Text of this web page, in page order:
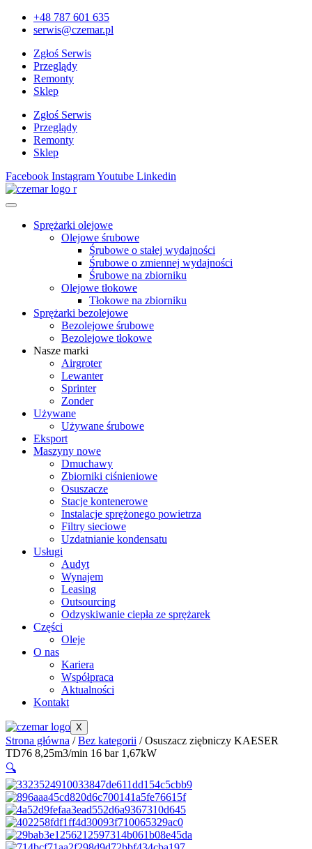
+48 787 601 635
serwis@czemar.pl
Zgłoś Serwis
Przeglądy
Remonty
Sklep
Zgłoś Serwis
Przeglądy
Remonty
Sklep
Facebook InstagramYoutube Linkedin
Sprężarki olejowe
Olejowe śrubowe
Śrubowe o stałej wydajności
Śrubowe o zmiennej wydajności
Śrubowe na zbiorniku
Olejowe tłokowe
Tłokowe na zbiorniku
Sprężarki bezolejowe
Bezolejowe śrubowe
Bezolejowe tłokowe
Nasze marki
Airgroter
Lewanter
Sprinter
Zonder
Używane
Używane śrubowe
Eksport
Maszyny nowe
Dmuchawy
Zbiorniki ciśnieniowe
Osuszacze
Stacje kontenerowe
Instalacje sprężonego powietrza
Filtry sieciowe
Uzdatnianie kondensatu
Usługi
Audyt
Wynajem
Leasing
Outsourcing
Odzyskiwanie ciepła ze sprężarek
Części
Oleje
O nas
Kariera
Współpraca
Aktualności
Kontakt
X
Strona główna /Bez kategorii / Osuszacz ziębniczy KAESER
TD76 8,25m3/min 16 bar 1,67kW
🔍